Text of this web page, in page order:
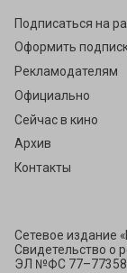
Подписаться на
Оформить
Рекламодателям
Официально
Сейчас в кино
Архив
Контакты
Сетевое издание
Свидетельство о
ЭЛ №ФС 77–77358